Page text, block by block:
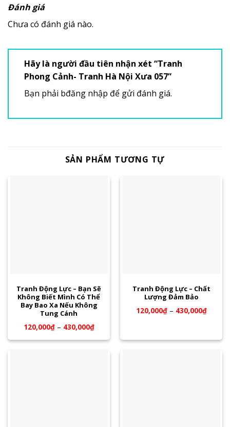
Đánh giá
Chưa có đánh giá nào.
Hãy là người đầu tiên nhận xét “Tranh
Phong Cảnh- Tranh Hà Nội Xưa 057”
Bạn phải bđăng nhập để gửi đánh giá.
SẢN PHẨM TƯƠNG TỰ
Tranh Động Lực – Bạn Sẽ
Không Biết Mình Có Thể
Bay Bao Xa Nếu Không
Tung Cánh
120,000₫– 430,000₫
Tranh Động Lực – Chất
Lượng Đảm Bảo
120,000₫– 430,000₫